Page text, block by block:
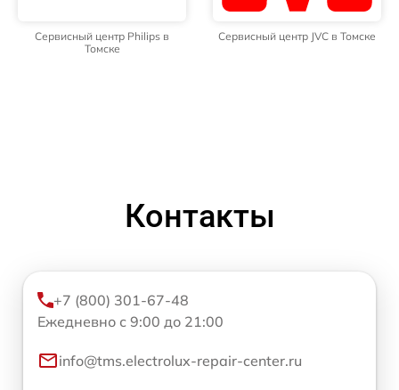
Сервисный центр Philips в
Томске
Сервисный центр JVC в Томске
Контакты
+7 (800) 301-67-48
Ежедневно с 9:00 до 21:00
info@tms.electrolux-repair-center.ru